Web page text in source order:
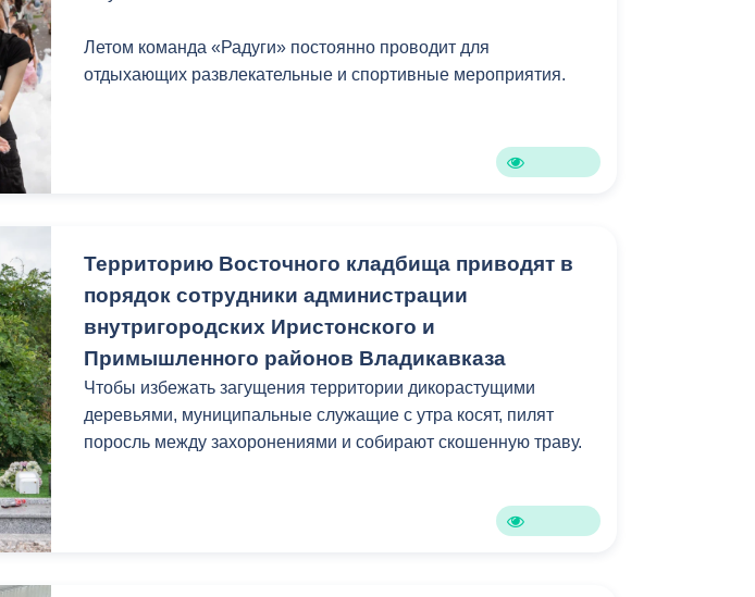
Кадровая политика
Контактная информация Градостроительная деятельность
Списки граждан, состоящих на
учете в качестве нуждающихся в
улучшении жилищных условий по
Общественное обсуждение
документов стратегического
планирования
Гражданская оборона в
чрезвычайных ситуациях
Незаконное строительство
Порядок обжалования решений и
действий органов местного
самоуправления
Информация финансового
органа
Выборы 2026
Летом команда «Радуги» постоянно проводит для
отдыхающих развлекательные и спортивные мероприятия.
Территорию Восточного кладбища приводят в
порядок сотрудники администрации
внутригородских Иристонского и
Примышленного районов Владикавказа
Чтобы избежать загущения территории дикорастущими
деревьями, муниципальные служащие с утра косят, пилят
поросль между захоронениями и собирают скошенную траву.